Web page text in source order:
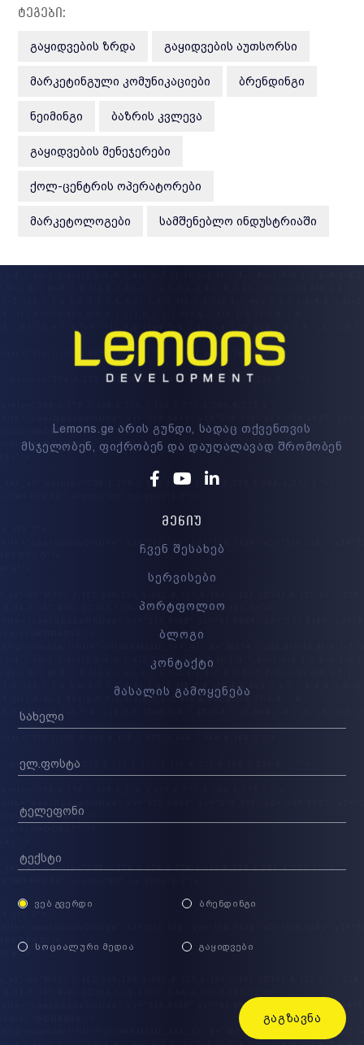
ტეგები:
ᲒᲐᲧᲘᲓᲕᲔᲑᲘᲡ ᲖᲠᲓᲐ ᲒᲐᲧᲘᲓᲕᲔᲑᲘᲡ ᲐᲣᲗᲡᲝᲠᲡᲘ
ᲛᲐᲠᲙᲔᲢᲘᲜᲒᲣᲚᲘ ᲙᲝᲛᲣᲜᲘᲙᲐᲪᲘᲔᲑᲘ ᲑᲠᲔᲜᲓᲘᲜᲒᲘ
ᲜᲔᲘᲛᲘᲜᲒᲘ ᲑᲐᲖᲠᲘᲡ ᲙᲕᲚᲔᲕᲐ
ᲒᲐᲧᲘᲓᲕᲔᲑᲘᲡ ᲛᲔᲜᲔᲯᲔᲠᲔᲑᲘ
ᲥᲝᲚ-ᲪᲔᲜᲢᲠᲘᲡ ᲝᲞᲔᲠᲐᲢᲝᲠᲔᲑᲘ
ᲛᲐᲠᲙᲔᲢᲝᲚᲝᲒᲔᲑᲘ ᲡᲐᲛᲨᲔᲜᲔᲑᲚᲝ ᲘᲜᲓᲣᲡᲢᲠᲘᲐᲨᲘ
Lemons.ge არის გუნდი, სადაც თქვენთვის
მსჯელობენ, ფიქრობენ და დაუღალავად შრომობენ
ᲛᲔᲜᲘᲣ
ჩვენ შესახებ
სერვისები
პორტფოლიო
ბლოგი
კონტაქტი
მასალის გამოყენება
ᲕᲔᲑ ᲒᲕᲔᲠᲓᲘ ᲑᲠᲔᲜᲓᲘᲜᲒᲘ
ᲡᲝᲪᲘᲐᲚᲣᲠᲘ ᲛᲔᲓᲘᲐ ᲒᲐᲧᲘᲓᲕᲔᲑᲘ
ᲒᲐᲒᲖᲐᲕᲜᲐ